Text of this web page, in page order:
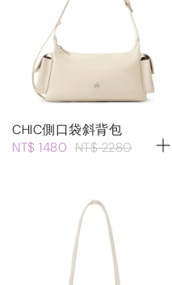
CHIC側口袋斜背包
NT$ 1480 NT$ 2280